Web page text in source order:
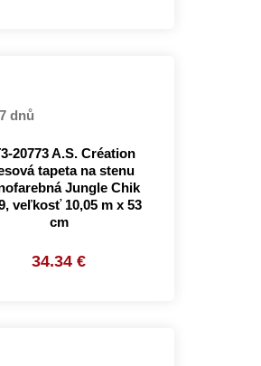
dnů
20773 A.S. Création
tapeta na stenu
Jungle Chik
veľkosť 10,05 m x 53
cm
34.34 €